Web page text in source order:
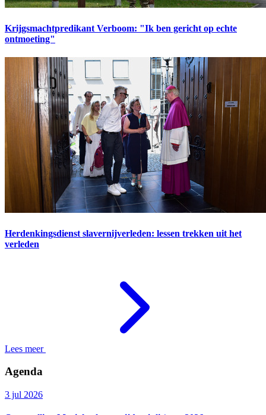
Krijgsmachtpredikant Verboom: "Ik ben gericht op echte
ontmoeting"
Herdenkingsdienst slavernijverleden: lessen trekken uit het
verleden
Lees meer
Agenda
3 jul 2026